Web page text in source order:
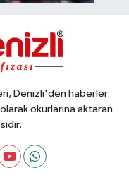
Denizli'den haberler
okurlarına aktaran